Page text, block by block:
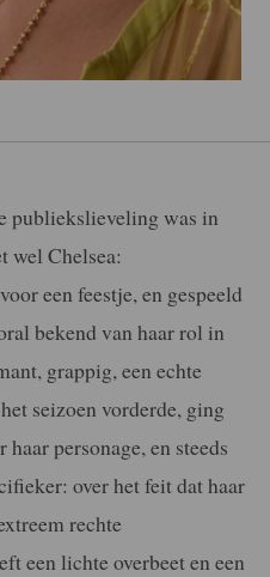
publiekslieveling was in
wel Chelsea:
een feestje, en gespeeld
bekend van haar rol in
grappig, een echte
seizoen vorderde, ging
personage, en steeds
over het feit dat haar
rechte
een lichte overbeet en een